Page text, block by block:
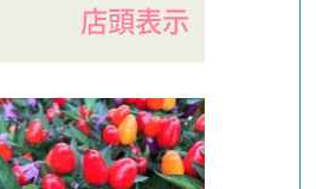
店頭表示